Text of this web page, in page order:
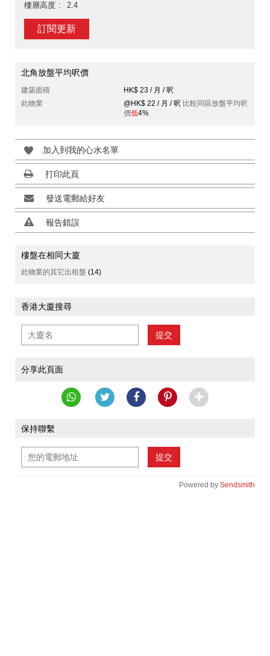
樓層高度
2.4
訂閱更新
北角放盤平均呎價
建築面積
HK$ 23 / 月 / 呎
此物業
@HK$ 22 / 月 / 呎 比較同區放盤平均呎
價低4%
加入到我的心水名單
打印此頁
發送電郵給好友
報告錯誤
樓盤在相同大廈
此物業的其它出租盤 (14)
香港大廈搜尋
提交
分享此頁面
保持聯繫
提交
Powered by Sendsmith